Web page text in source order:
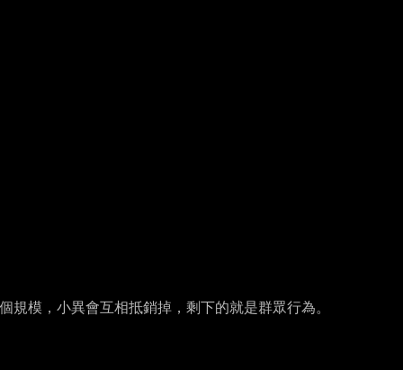
模，小異會互相抵銷掉，剩下的就是群眾行為。